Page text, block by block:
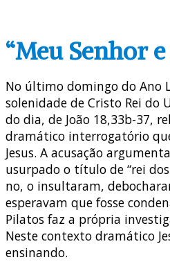
“Meu Senhor
No último domingo do Ano
solenidade de Cristo Rei do
do dia, de João 18,33b-37,
dramático interrogatório
Jesus. A acusação
usurpado o título de “rei
no, o insultaram,
esperavam que fosse
Pilatos faz a própria
Neste contexto dramático
ensinando.